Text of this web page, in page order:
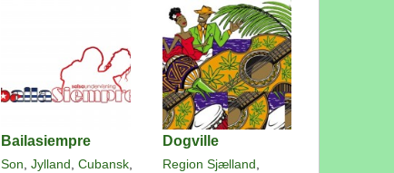
Bailasiempre
Son Jylland Cubansk,
Dogville
Region Sjælland